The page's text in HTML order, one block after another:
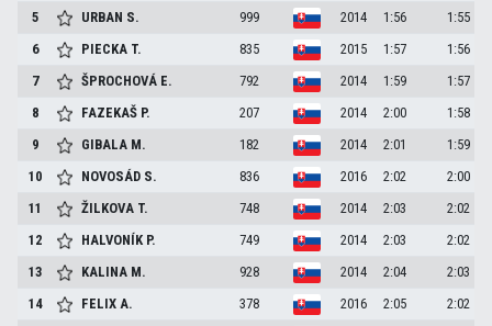
5
URBAN S. 999 2014 1:56
1:55
6
PIECKA T. 835 2015 1:57
1:56
7
ŠPROCHOVÁ E. 792 2014 1:59
1:57
8
FAZEKAŠ P. 207 2014 2:00
1:58
9
GIBALA M. 182 2014 2:01
1:59
10
NOVOSÁD S. 836 2016 2:02
2:00
11
ŽILKOVA T. 748 2014 2:03
2:02
12
HALVONÍK P. 749 2014 2:03
2:02
13
KALINA M. 928 2014 2:04
2:03
14
FELIXA. 378 2016 2:05
2:02